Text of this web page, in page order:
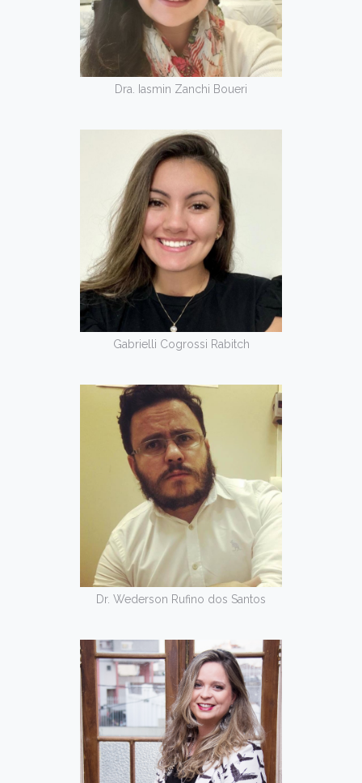
Dra. Iasmin Zanchi Boueri
Gabrielli Cogrossi Rabitch
Dr. Wederson Rufino dos Santos